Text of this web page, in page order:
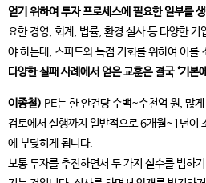
얻기 위하여 투자 프로세스에 필요한 일부를
요한 경영, 회계, 법률, 환경 실사 등 다양한
야 하는데, 스피드와 독점 기회를 위하여 이를
다양한 실패 사례에서 얻은 교훈은 결국 ‘기본
이종철) PE는 한 안건당 수백~수천억 원, 많
검토에서 실행까지 일반적으로 6개월~1년이
에 부딪히게 됩니다.
보통 투자를 추진하면서 두 가지 실수를 범하